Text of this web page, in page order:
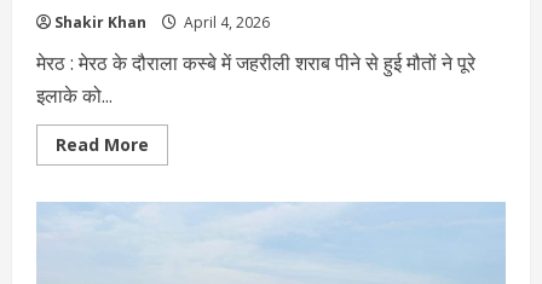
Shakir Khan April 4, 2026
मेरठ : मेरठ के दौराला कस्बे में जहरीली शराब पीने से हुई मौतों ने पूरे
इलाके को...
Read More
more